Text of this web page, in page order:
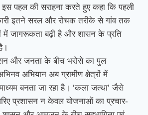
इस पहल की सराहना करते हुए कहा कि पहली
इतने सरल और रोचक तरीके से गांव तक
में जागरूकता बढ़ी है और शासन के प्रति
और जनता के बीच भरोसे का पुल
अभियान अब ग्रामीण क्षेत्रों में
बनता जा रहा है। ‘कला जत्था’ जैसे
प्रशासन न केवल योजनाओं का प्रचार-